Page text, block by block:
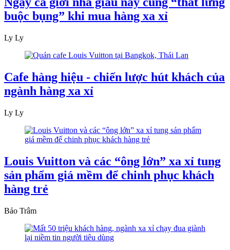
buộc bụng” khi mua hàng xa xỉ
Ly Ly
Cafe hàng hiệu - chiến lược hút khách của
ngành hàng xa xỉ
Ly Ly
Louis Vuitton và các “ông lớn” xa xỉ tung
sản phẩm giá mềm để chinh phục khách
hàng trẻ
Bảo Trâm